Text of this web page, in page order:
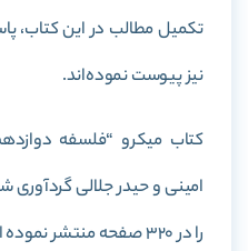
تکمیل مطالب در این کتاب،
نیز پیوست نموده‌اند.
کتاب میکرو “فلسفه
امینی و حیدر جلالی گردآوری
را در 320 صفحه منتشر نموده است.